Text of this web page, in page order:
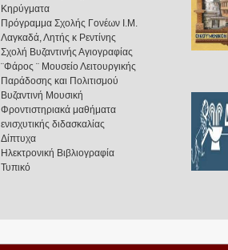
Κηρύγματα
Πρόγραμμα Σχολής Γονέων Ι.Μ.
Λαγκαδά, Λητής κ Ρεντίνης
Σχολή Βυζαντινής Αγιογραφίας
¨Φάρος ¨ Μουσείο Λειτουργικής
Παράδοσης και Πολιτισμού
Βυζαντινή Μουσική
Φροντιστηριακά μαθήματα
ενισχυτικής διδασκαλίας
Δίπτυχα
Ηλεκτρονική Βιβλιογραφία
Τυπικό